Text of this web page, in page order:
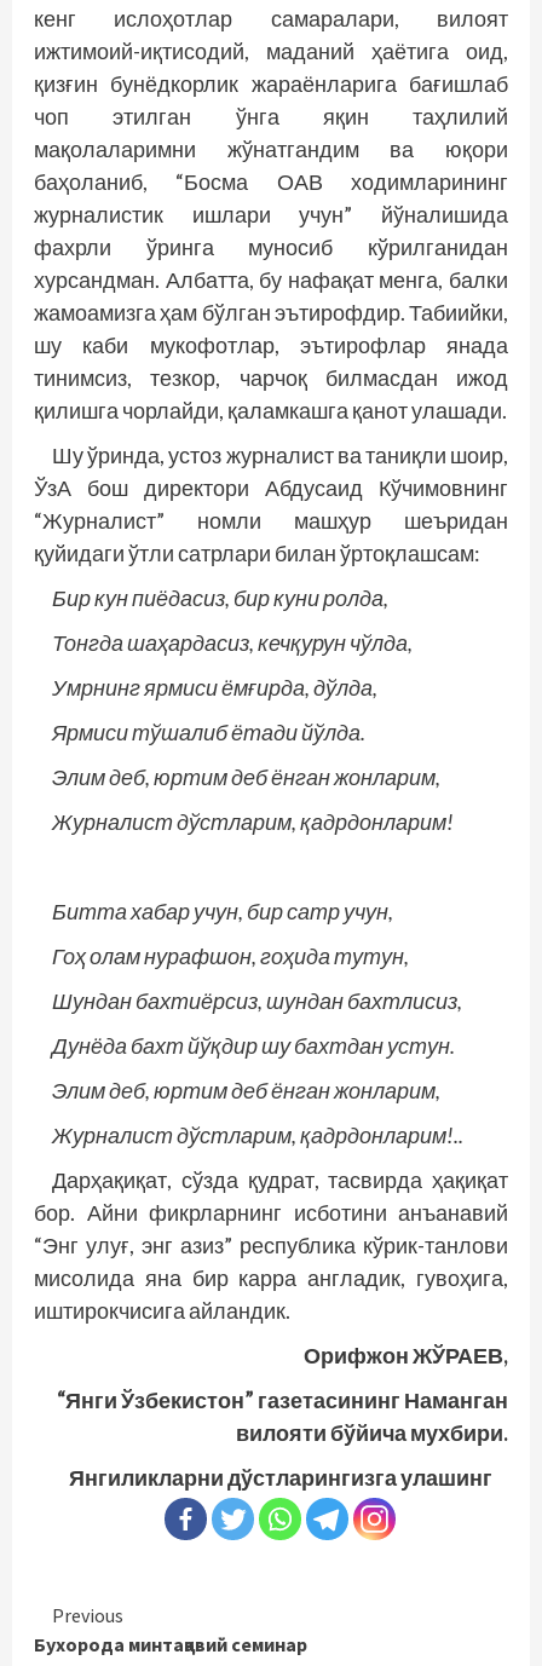
кенг ислоҳотлар самаралари, вилоят
ижтимоий-иқтисодий, маданий ҳаётига оид,
қизғин бунёдкорлик жараёнларига бағишлаб
чоп этилган ўнга яқин таҳлилий
мақолаларимни жўнатгандим ва юқори
баҳоланиб, “Босма ОАВ ходимларининг
журналистик ишлари учун” йўналишида
фахрли ўринга муносиб кўрилганидан
хурсандман. Албатта, бу нафақат менга, балки
жамоамизга ҳам бўлган эътирофдир. Табиийки,
шу каби мукофотлар, эътирофлар янада
тинимсиз, тезкор, чарчоқ билмасдан ижод
қилишга чорлайди, қаламкашга қанот улашади.
Шу ўринда, устоз журналист ва таниқли шоир,
ЎзА бош директори Абдусаид Кўчимовнинг
“Журналист” номли машҳур шеъридан
қуйидаги ўтли сатрлари билан ўртоқлашсам:
Бир кун пиёдасиз, бир куни ролда,
Тонгда шаҳардасиз, кечқурун чўлда,
Умрнинг ярмиси ёмғирда, дўлда,
Ярмиси тўшалиб ётади йўлда.
Элим деб, юртим деб ёнган жонларим,
Журналист дўстларим, қадрдонларим!
Битта хабар учун, бир сатр учун,
Гоҳ олам нурафшон, гоҳида тутун,
Шундан бахтиёрсиз, шундан бахтлисиз,
Дунёда бахт йўқдир шу бахтдан устун.
Элим деб, юртим деб ёнган жонларим,
Журналист дўстларим, қадрдонларим!..
Дарҳақиқат, сўзда қудрат, тасвирда ҳақиқат
бор. Айни фикрларнинг исботини анъанавий
“Энг улуғ, энг азиз” рес­публика кўрик-танлови
мисолида яна бир карра англадик, гувоҳига,
иштирокчисига айландик.
Орифжон ЖЎРАЕВ,
“Янги Ўзбекистон” газетасининг Наманган
вилояти бўйича мухбири.
Янгиликларни дўстларингизга улашинг
Continue
Previous
Бухорода минтақавий семинар